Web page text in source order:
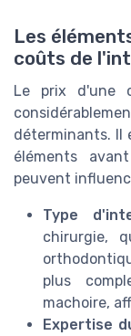
Les
coûts de
Le prix d'une
déterminants. Il
éléments
peuvent
Type
chirurgie,
plus
machoire,
Expertise